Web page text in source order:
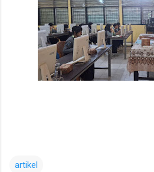
artikel